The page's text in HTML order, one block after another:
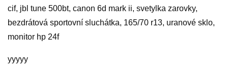
cif, jbl tune 500bt, canon 6d mark ii, svetylka zarovky,
bezdrátová sportovní sluchátka, 165/70 r13, uranové sklo,
monitor hp 24f
yyyyy